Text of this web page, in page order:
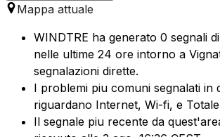
Mappa attuale
WINDTRE ha generato 0 segnali
nelle ultime 24 ore intorno a
segnalazioni dirette.
I problemi piu comuni segnalati in
riguardano Internet, Wi-fi, e
Il segnale piu recente da